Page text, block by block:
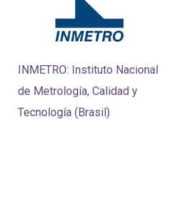
INMETRO: Instituto Nacional
de Metrología, Calidad y
Tecnología (Brasil)